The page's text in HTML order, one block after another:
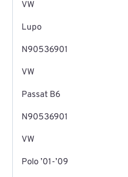
VW
Lupo
N90536901
VW
Passat B6
N90536901
VW
Polo ’01-’09